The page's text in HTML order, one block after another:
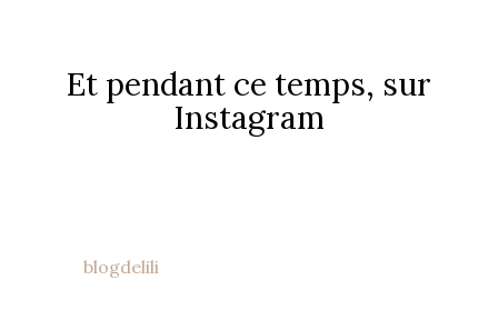
Et pendant ce temps, sur
Instagram
blogdelili